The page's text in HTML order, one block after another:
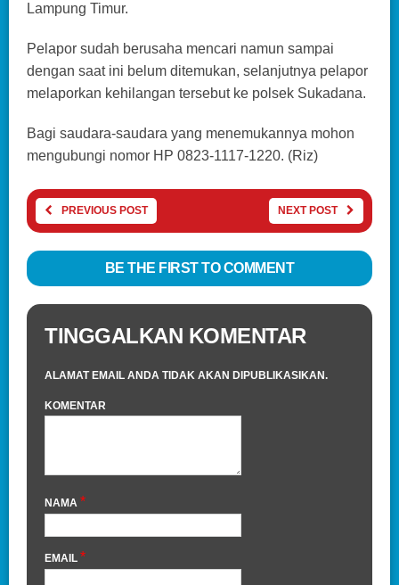
Lampung Timur.
Pelapor sudah berusaha mencari namun sampai
dengan saat ini belum ditemukan, selanjutnya pelapor
melaporkan kehilangan tersebut ke polsek Sukadana.
Bagi saudara-saudara yang menemukannya mohon
mengubungi nomor HP 0823-1117-1220. (Riz)
PREVIOUS POST NEXT POST
BE THE FIRST TO COMMENT
TINGGALKAN KOMENTAR
ALAMAT EMAIL ANDA TIDAK AKAN DIPUBLIKASIKAN.
KOMENTAR
NAMA *
EMAIL *